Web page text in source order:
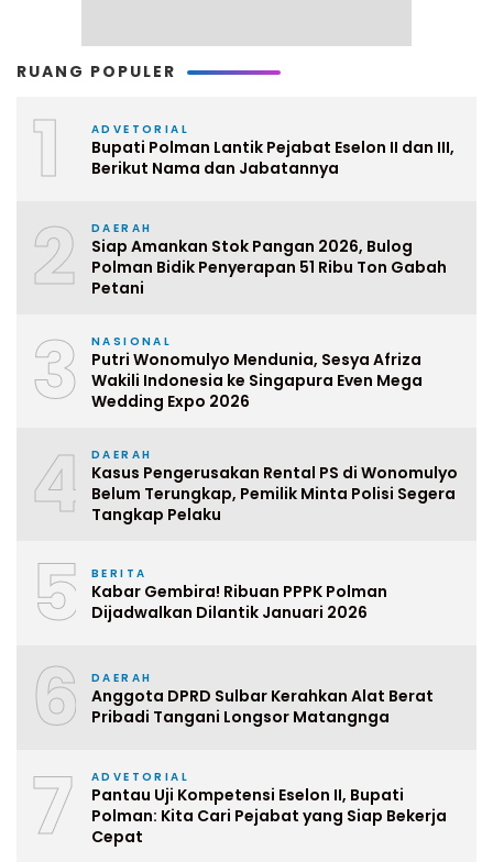
RUANG POPULER
1 ADVETORIAL
Bupati Polman Lantik Pejabat Eselon II dan III,
Berikut Nama dan Jabatannya
2 DAERAH
Siap Amankan Stok Pangan 2026, Bulog
Polman Bidik Penyerapan 51 Ribu Ton Gabah
Petani
3 NASIONAL
Putri Wonomulyo Mendunia, Sesya Afriza
Wakili Indonesia ke Singapura Even Mega
Wedding Expo 2026
4 DAERAH
Kasus Pengerusakan Rental PS di Wonomulyo
Belum Terungkap, Pemilik Minta Polisi Segera
Tangkap Pelaku
5 BERITA
Kabar Gembira! Ribuan PPPK Polman
Dijadwalkan Dilantik Januari 2026
6 DAERAH
Anggota DPRD Sulbar Kerahkan Alat Berat
Pribadi Tangani Longsor Matangnga
7 ADVETORIAL
Pantau Uji Kompetensi Eselon II, Bupati
Polman: Kita Cari Pejabat yang Siap Bekerja
Cepat